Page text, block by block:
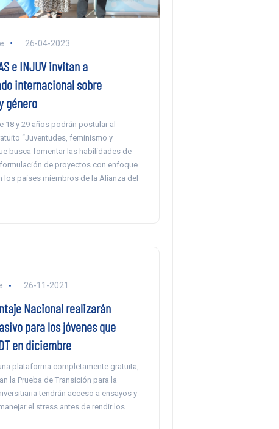
26-04-2023
e INJUV invitan a
internacional sobre
género
18 y 29 años podrán postular al
“Juventudes, feminismo y
busca fomentar las habilidades de
de proyectos con enfoque
los países miembros de la Alianza del
26-11-2021
Nacional realizarán
para los jóvenes que
en diciembre
plataforma completamente gratuita,
la Prueba de Transición para la
tendrán acceso a ensayos y
el stress antes de rendir los